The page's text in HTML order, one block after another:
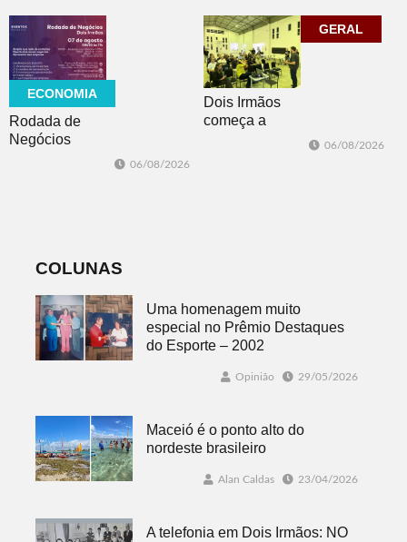
acadêmica em
debate sobre o
feminicídio
ECONOMIA
Rodada de
Negócios
06/08/2026
GERAL
Dois Irmãos
começa a
06/08/2026
COLUNAS
Uma homenagem muito
especial no Prêmio Destaques
do Esporte – 2002
Opinião 29/05/2026
Maceió é o ponto alto do
nordeste brasileiro
Alan Caldas 23/04/2026
A telefonia em Dois Irmãos: NO